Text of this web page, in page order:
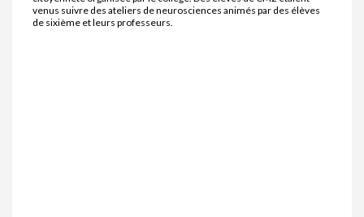
venus suivre des ateliers de neurosciences animés par des élèves
de sixième et leurs professeurs.